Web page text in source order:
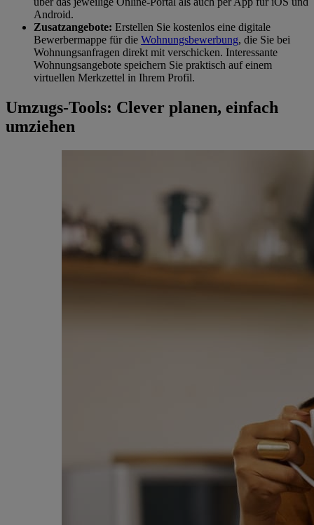
Android.
Zusatzangebote: Erstellen Sie kostenlos eine digitale
Bewerbermappe für die Wohnungsbewerbung, die Sie bei
Wohnungsanfragen direkt mit verschicken. Interessante
Wohnungsangebote speichern Sie praktisch auf einem
virtuellen Merkzettel in Ihrem Profil.
Umzugs-Tools: Clever planen, einfach
umziehen